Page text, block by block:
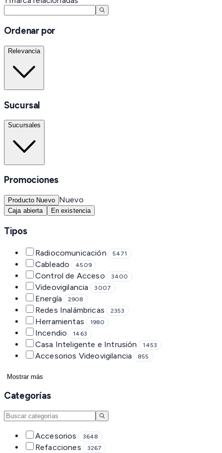
Ordenar por
Relevancia
Sucursal
Sucursales
Promociones
Producto Nuevo Nuevo
Caja abierta En existencia
Tipos
Radiocomunicación 5471
Cableado 4509
Control de Acceso 3400
Videovigilancia 3007
Energía 2908
Redes Inalámbricas 2353
Herramientas 1980
Incendio 1463
Casa Inteligente e Intrusión 1453
Accesorios Videovigilancia 855
Mostrar más
Categorías
Accesorios 3648
Refacciones 3267